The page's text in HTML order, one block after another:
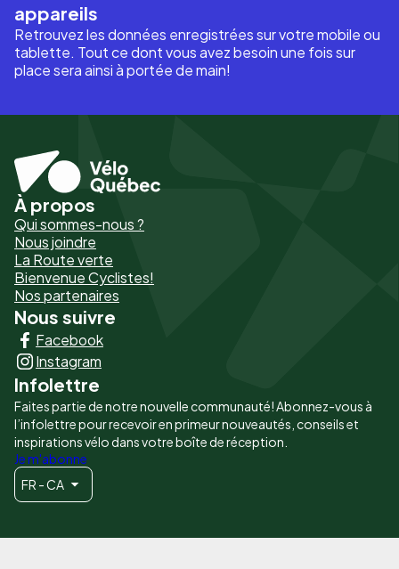
appareils
Retrouvez les données enregistrées sur votre mobile ou
tablette. Tout ce dont vous avez besoin une fois sur
place sera ainsi à portée de main!
Pied
de
page
-
Liens
principaux
À propos
Qui sommes-nous ?
Nous joindre
La Route verte
Bienvenue Cyclistes!
Nos partenaires
Nous suivre
Facebook
Instagram
Infolettre
Faites partie de notre nouvelle communauté! Abonnez-vous à
l’infolettre pour recevoir en primeur nouveautés, conseils et
inspirations vélo dans votre boîte de réception.
Je m'abonne
FR - CA